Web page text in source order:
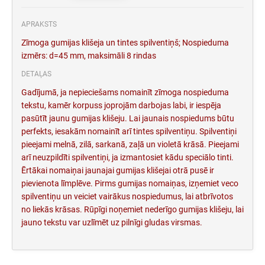
APRAKSTS
Zīmoga gumijas klišeja un tintes spilventiņš; Nospieduma
izmērs: d=45 mm, maksimāli 8 rindas
DETAĻAS
Gadījumā, ja nepieciešams nomainīt zīmoga nospieduma
tekstu, kamēr korpuss joprojām darbojas labi, ir iespēja
pasūtīt jaunu gumijas klišeju. Lai jaunais nospiedums būtu
perfekts, iesakām nomainīt arī tintes spilventiņu. Spilventiņi
pieejami melnā, zilā, sarkanā, zaļā un violetā krāsā. Pieejami
arī neuzpildīti spilventiņi, ja izmantosiet kādu speciālo tinti.
Ērtākai nomaiņai jaunajai gumijas klišejai otrā pusē ir
pievienota līmplēve. Pirms gumijas nomaiņas, izņemiet veco
spilventiņu un veiciet vairākus nospiedumus, lai atbrīvotos
no liekās krāsas. Rūpīgi noņemiet nederīgo gumijas klišeju, lai
jauno tekstu var uzlīmēt uz pilnīgi gludas virsmas.